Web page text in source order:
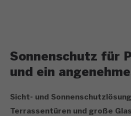
Sonnenschutz für
und ein
Sicht- und
Terrassentüren und große